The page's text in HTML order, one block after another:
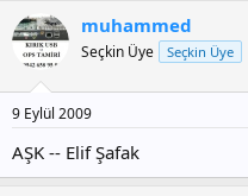
k
i
l
muhammed
Seçkin Üye Seçkin Üye
9 Eylül 2009
AŞK -- Elif Şafak